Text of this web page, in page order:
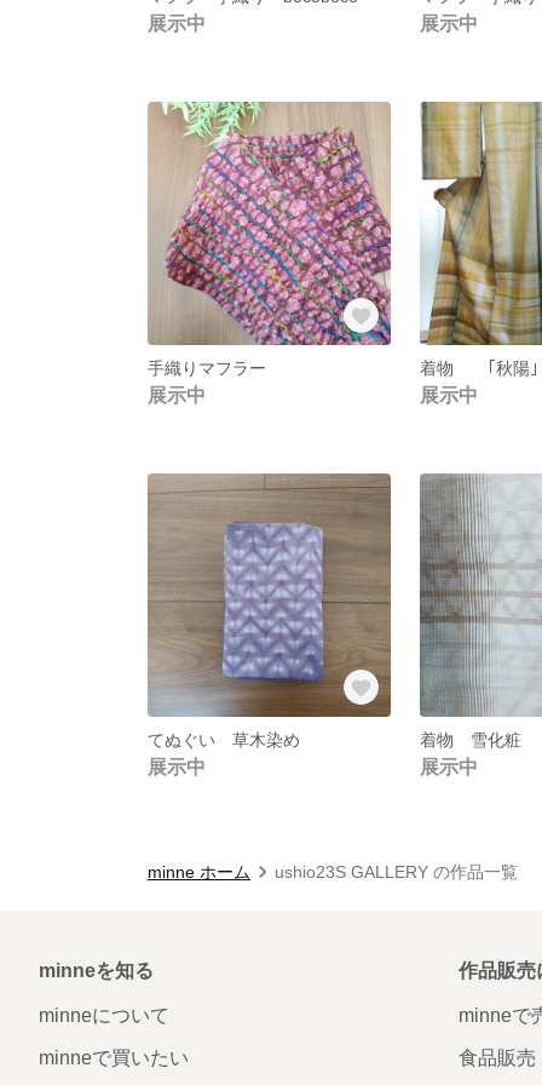
展示中 展示中
手織りマフラー
展示中
着物 ｢秋陽｣
展示中
てぬぐい 草木染め
展示中
着物 雪化粧
展示中
minne ホーム ushio23S GALLERY の作品一覧
minneを知る
minneについて
minneで買いたい
作品販売
minneで
食品販売